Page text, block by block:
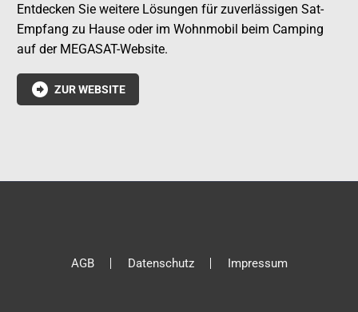
Entdecken Sie weitere Lösungen für zuverlässigen Sat-
Empfang zu Hause oder im Wohnmobil beim Camping
auf der MEGASAT-Website.
 ZUR WEBSITE
AGB Datenschutz Impressum